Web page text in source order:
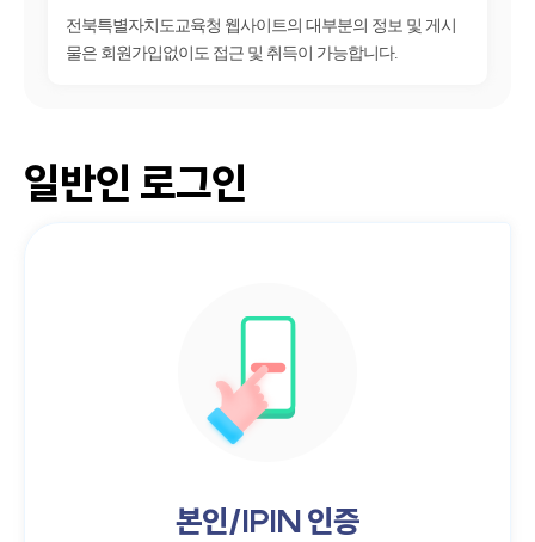
전북특별자치도교육청 웹사이트의 대부분의 정보 및 게시
물은 회원가입없이도 접근 및 취득이 가능합니다.
일반인 로그인
본인/IPIN 인증